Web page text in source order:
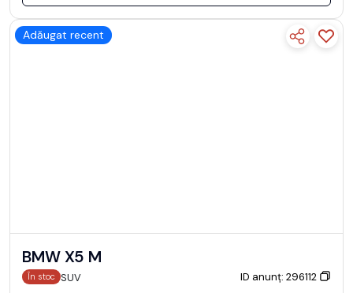
Adăugat recent
BMW X5 M
În stoc SUV ID anunț: 296112